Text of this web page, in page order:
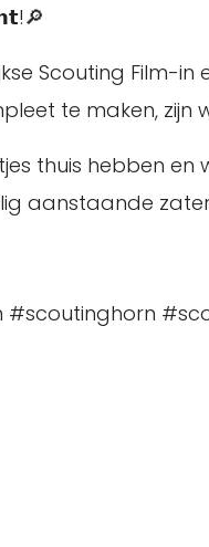
Scouting Film-
te maken, zijn
thuis hebben en
aanstaande